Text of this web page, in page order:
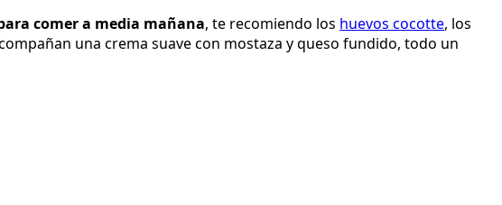
comer a media mañana, te recomiendo los huevos cocotte, los
una crema suave con mostaza y queso fundido, todo un